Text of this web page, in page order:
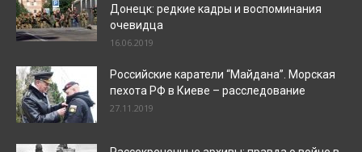
Донецк: редкие кадры и воспоминания
очевидца
16.06.2019
Российские каратели “Майдана”. Морская
пехота РФ в Киеве – расследование
27.11.2019